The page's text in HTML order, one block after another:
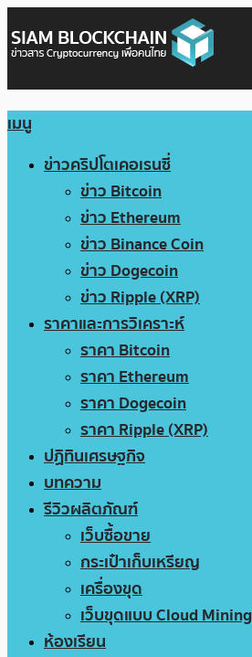
เมนู
ข่าวคริปโตเคอเรนซี่
ข่าว Bitcoin
ข่าว Ethereum
ข่าว Binance Coin
ข่าว Dogecoin
ข่าว Ripple (XRP)
ราคาและการวิเคราะห์
ราคา Bitcoin
ราคา Ethereum
ราคา Dogecoin
ราคา Ripple (XRP)
ปฏิทินเศรษฐกิจ
บทความ
รีวิวผลิตภัณฑ์
เว็บซื้อขาย
กระเป๋าเก็บเหรียญ
เครื่องขุด
เว็บขุดแบบ Cloud Mining
ห้องเรียน